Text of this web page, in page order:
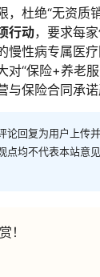
，杜绝“无资质
行动，要求每
慢性病专属医疗
对“保险+养老
与保险合同承诺
论回复为用户上传
点均不代表本站意
！